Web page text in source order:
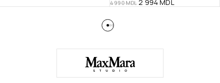
4 990MDL 2 994MDL